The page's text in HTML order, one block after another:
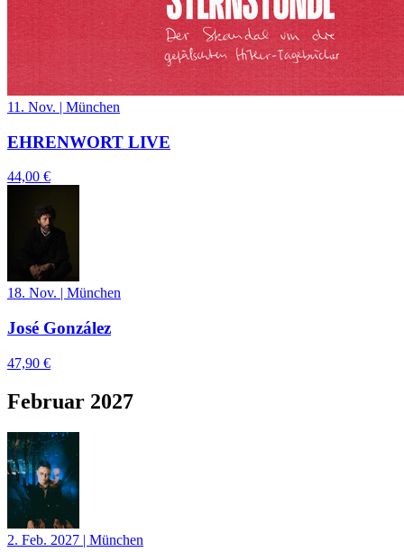
11. Nov. | München
EHRENWORT LIVE
44,00 €
18. Nov. | München
José González
47,90 €
Februar 2027
2. Feb. 2027 | München